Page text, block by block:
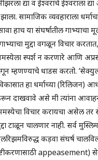
द्या व ईश्वराचे ईश्वराला द्या
सामाजिक व्यवहाराला
हाच या संघर्षातील
मुद्दा वगळून विचार
स्पर्श न करणारे आणि
म्हणण्याचे धाडस करतो.
हा धर्माच्या (रिलिजन)
दाखवावे असे मी त्यांना
विचार करायचा असेल तर
टाळून चालणार नाही. सर्व
कड़वा संघर्ष
appeasement)